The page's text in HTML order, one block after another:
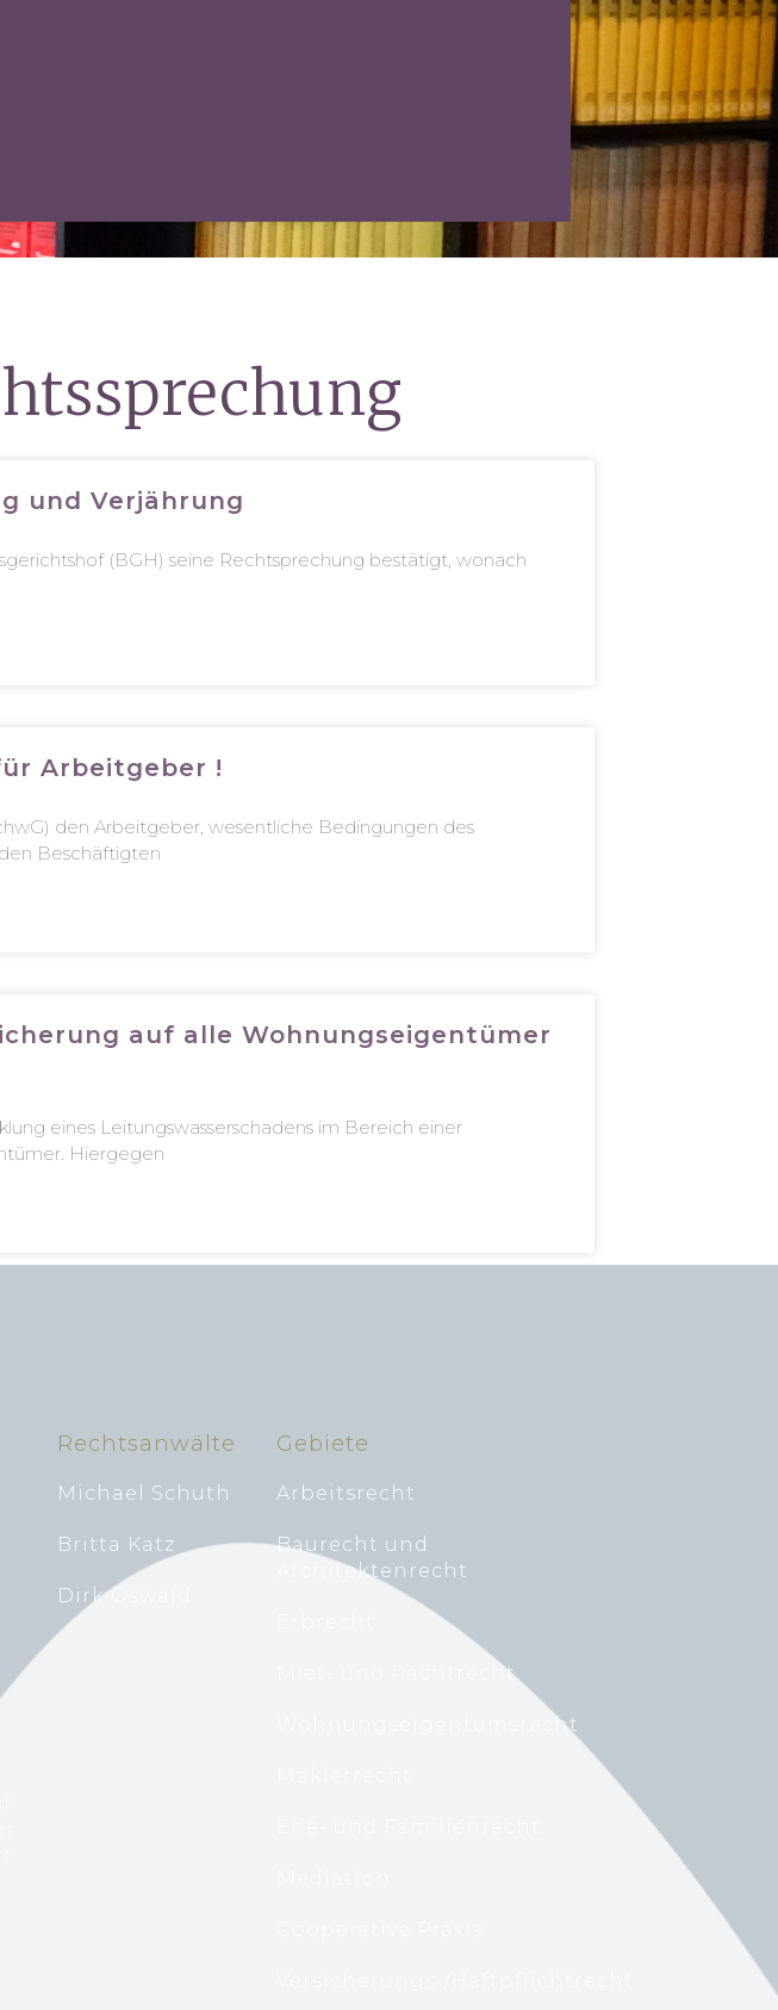
und Verjährung
(BGH) seine Rechtsprechung bestätigt, wonach
Arbeitgeber !
den Arbeitgeber, wesentliche Bedingungen des
Beschäftigten
auf alle Wohnungseigentümer
eines Leitungswasserschadens im Bereich einer
Hiergegen
Rechtsanwälte
Michael Schuth
Britta Katz
Dirk Oswald
Gebiete
Arbeitsrecht
Baurecht und
Architektenrecht
Miet- und Pachtrecht
Wohnungseigentumsrecht